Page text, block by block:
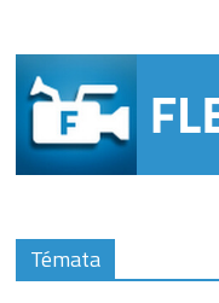
Témata